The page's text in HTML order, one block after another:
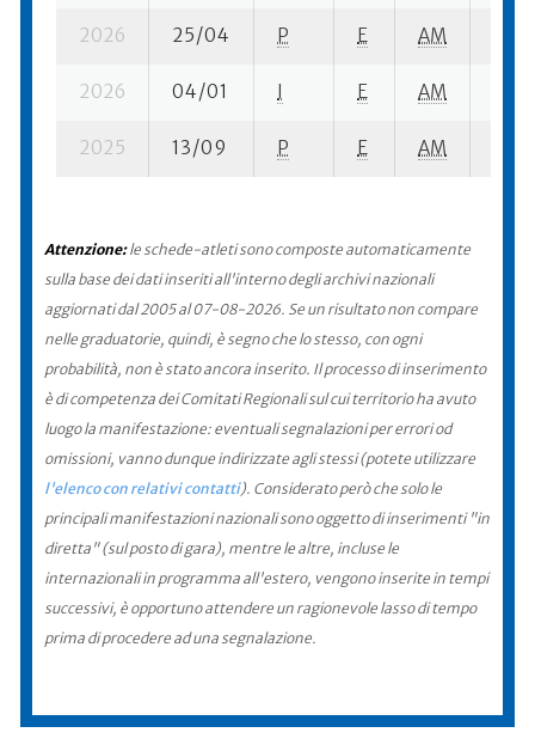
2026 25/04 P E AM
2026 04/01 I E AM
2025 13/09 P E AM
Attenzione:le schede-atleti sono composte automaticamente
sulla base dei dati inseriti all'interno degli archivi nazionali
aggiornati dal 2005 al 07-08-2026. Se un risultato non compare
nelle graduatorie, quindi, è segno che lo stesso, con ogni
probabilità, non è stato ancora inserito. Il processo di inserimento
è di competenza dei Comitati Regionali sul cui territorio ha avuto
luogo la manifestazione: eventuali segnalazioni per errori od
omissioni, vanno dunque indirizzate agli stessi (potete utilizzare
l'elenco con relativi contatti). Considerato però che solo le
principali manifestazioni nazionali sono oggetto di inserimenti "in
diretta" (sul posto di gara), mentre le altre, incluse le
internazionali in programma all'estero, vengono inserite in tempi
successivi, è opportuno attendere un ragionevole lasso di tempo
prima di procedere ad una segnalazione.